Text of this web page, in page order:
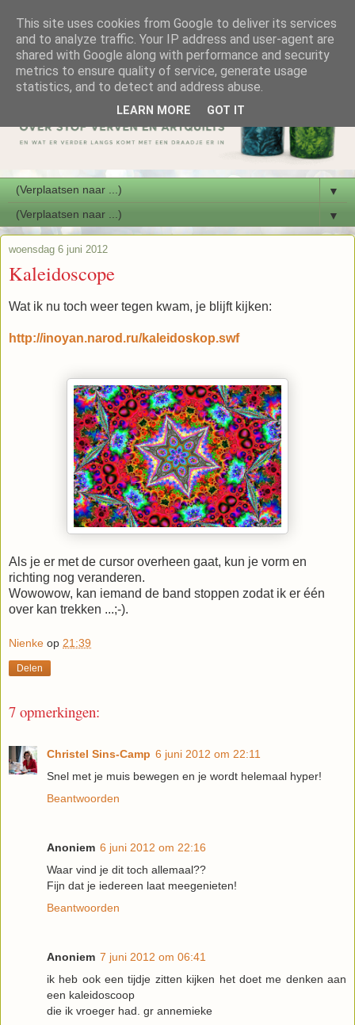
▼
▼
woensdag 6 juni 2012
Kaleidoscope
Wat ik nu toch weer tegen kwam, je blijft kijken:
http://inoyan.narod.ru/kaleidoskop.swf
Als je er met de cursor overheen gaat, kun je vorm en
richting nog veranderen.
Wowowow, kan iemand de band stoppen zodat ik er één
over kan trekken ...;-).
Nienke op 21:39
Delen
7 opmerkingen:
Christel Sins-Camp 6 juni 2012 om 22:11
Snel met je muis bewegen en je wordt helemaal hyper!
Beantwoorden
Anoniem 6 juni 2012 om 22:16
Waar vind je dit toch allemaal??
Fijn dat je iedereen laat meegenieten!
Beantwoorden
Anoniem 7 juni 2012 om 06:41
ik heb ook een tijdje zitten kijken het doet me denken aan
een kaleidoscoop
die ik vroeger had. gr annemieke
This site uses cookies from Google to deliver its services
and to analyze traffic. Your IP address and user-agent are
shared with Google along with performance and security
metrics to ensure quality of service, generate usage
statistics, and to detect and address abuse.
LEARN MORE GOT IT